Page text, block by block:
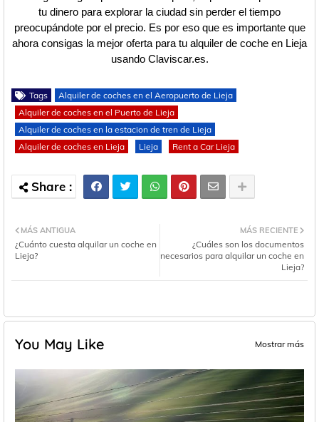
tu dinero para explorar la ciudad sin perder el tiempo
preocupándote por el precio. Es por eso que es importante que
ahora consigas la mejor oferta para tu alquiler de coche en Lieja
usando Claviscar.es.
Tags
Alquiler de coches en el Aeropuerto de Lieja
Alquiler de coches en el Puerto de Lieja
Alquiler de coches en la estacion de tren de Lieja
Alquiler de coches en Lieja
Lieja Rent a Car Lieja
MÁS RECIENTE
¿Cuáles son los documentos
necesarios para alquilar un coche en
Lieja?
MÁS ANTIGUA
¿Cuánto cuesta alquilar un coche en
Lieja?
You May Like Mostrar más